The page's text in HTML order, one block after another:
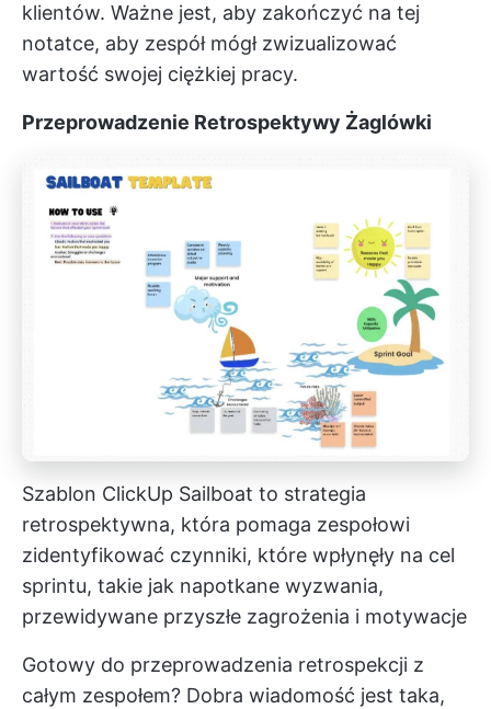
klientów. Ważne jest, aby zakończyć na tej
notatce, aby zespół mógł zwizualizować
wartość swojej ciężkiej pracy.
Przeprowadzenie Retrospektywy Żaglówki
Szablon ClickUp Sailboat to strategia
retrospektywna, która pomaga zespołowi
zidentyfikować czynniki, które wpłynęły na cel
sprintu, takie jak napotkane wyzwania,
przewidywane przyszłe zagrożenia i motywacje
Gotowy do przeprowadzenia retrospekcji z
całym zespołem? Dobra wiadomość jest taka,